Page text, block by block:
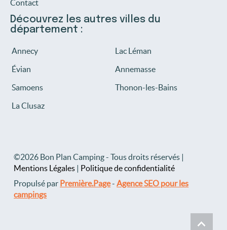
Contact
Découvrez les autres villes du
département :
Annecy
Lac Léman
Évian
Annemasse
Samoens
Thonon-les-Bains
La Clusaz
©2026 Bon Plan Camping - Tous droits réservés |
Mentions Légales
Politique de confidentialité
Propulsé par Première.Page-Agence SEO pour les
campings